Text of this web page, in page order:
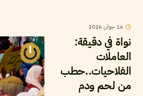
16 جوان2026
نواة في دقيقة:
العاملات
الفلاحيات..حطب
من لحم ودم